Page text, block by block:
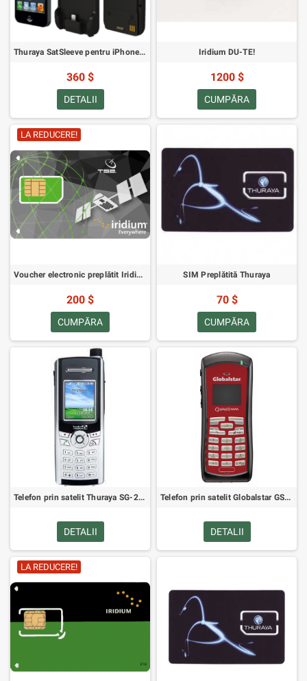
Thuraya SatSleeve pentru iPhone 5 și 5S
360 $
DETALII
Iridium DU-TE!
1200 $
CUMPĂRA
LA REDUCERE!
Voucher electronic preplătit Iridium - 100 de minute - Valabilitate o lună
200 $
CUMPĂRA
SIM Preplătită Thuraya
70 $
CUMPĂRA
Telefon prin satelit Thuraya SG-2520
DETALII
Telefon prin satelit Globalstar GSP-1700
DETALII
LA REDUCERE!